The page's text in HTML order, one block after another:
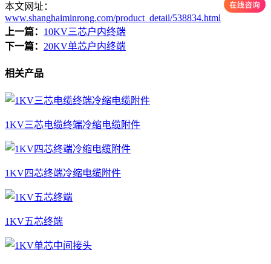
本文网址：
www.shanghaiminrong.com/product_detail/538834.html
上一篇： 10KV三芯户内终端
下一篇： 20KV单芯户内终端
相关产品
1KV三芯电缆终端冷缩电缆附件
1KV四芯终端冷缩电缆附件
1KV五芯终端